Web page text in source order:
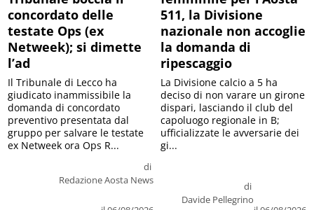
concordato delle
testate Ops (ex
Netweek); si dimette
l’ad
di
Redazione Aosta News
Il Tribunale di Lecco ha
giudicato inammissibile la
domanda di concordato
preventivo presentata dal
gruppo per salvare le testate
ex Netweek ora Ops R...
511, la Divisione
nazionale non accoglie
la domanda di
ripescaggio
di
Davide Pellegrino
La Divisione calcio a 5 ha
deciso di non varare un girone
dispari, lasciando il club del
capoluogo regionale in B;
ufficializzate le avversarie dei
gi...